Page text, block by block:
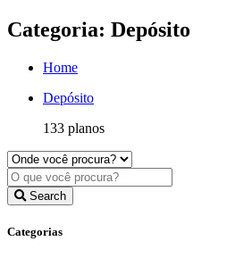
Categoria: Depósito
Home
Depósito
133 planos
Search
Categorias